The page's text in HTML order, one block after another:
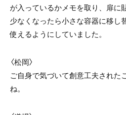
が入っているかメモを取り、扉に
少なくなったら小さな容器に移し
使えるようにしていました。
〈松岡〉
ご自身で気づいて創意工夫された
ね。